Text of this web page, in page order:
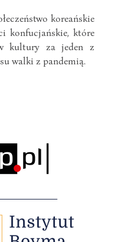
koreańskie
konfucjańskie, które
kultury za jeden z
walki z pandemią.